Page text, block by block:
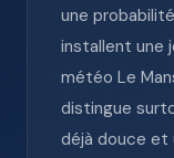
une
installent une
météo Le
distingue
déjà douce et